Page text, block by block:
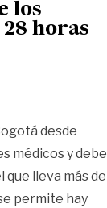
los
horas
desde
médicos y debe
lleva más de
permite hay